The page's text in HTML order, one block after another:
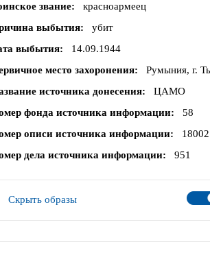
звание
красноармеец
выбытия
убит
выбытия
14.09.1944
место захоронения
Румыния, г.
источника донесения
ЦАМО
фонда источника информации
58
описи источника информации
18002
дела источника информации
951
Скрыть образы